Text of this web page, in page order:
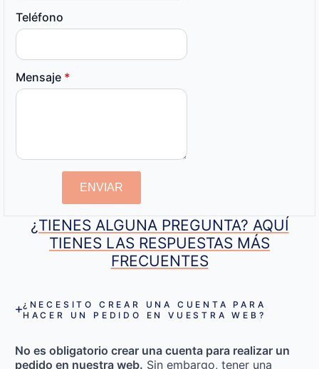
Teléfono
Mensaje *
ENVIAR
¿TIENES ALGUNA PREGUNTA? AQUÍ
TIENES LAS RESPUESTAS MÁS
FRECUENTES
¿NECESITO CREAR UNA CUENTA PARA
HACER UN PEDIDO EN VUESTRA WEB?
No es obligatorio crear una cuenta para realizar un
pedido en nuestra web. Sin embargo, tener una